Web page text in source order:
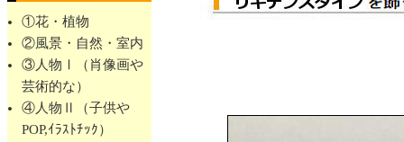
①花・植物
②風景・自然・室内
③人物Ⅰ（肖像画や
芸術的な）
④人物Ⅱ（子供や
POP,ｲﾗｽﾄﾁｯｸ）